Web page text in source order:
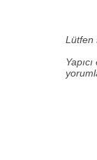
Lütfen